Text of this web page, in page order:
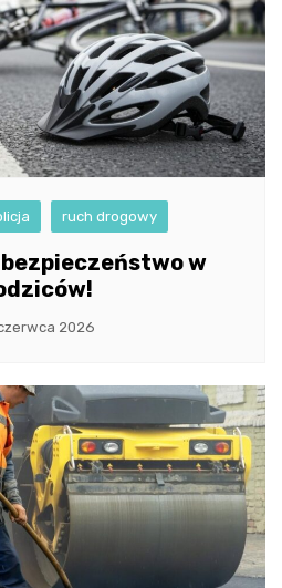
ruch drogowy
bezpieczeństwo w
2026